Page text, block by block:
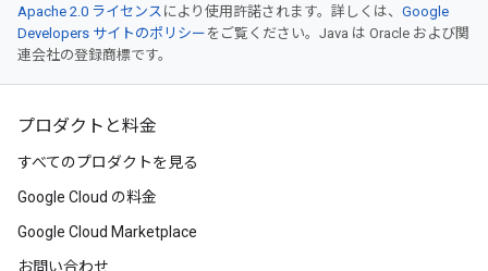
Apache 2.0 ライセンス により使用許諾されます。詳しくは、 Google
Developers サイトのポリシー をご覧ください。Java は Oracle および関
連会社の登録商標です。
プロダクトと料金
すべてのプロダクトを見る
Google Cloud の料金
Google Cloud Marketplace
お問い合わせ